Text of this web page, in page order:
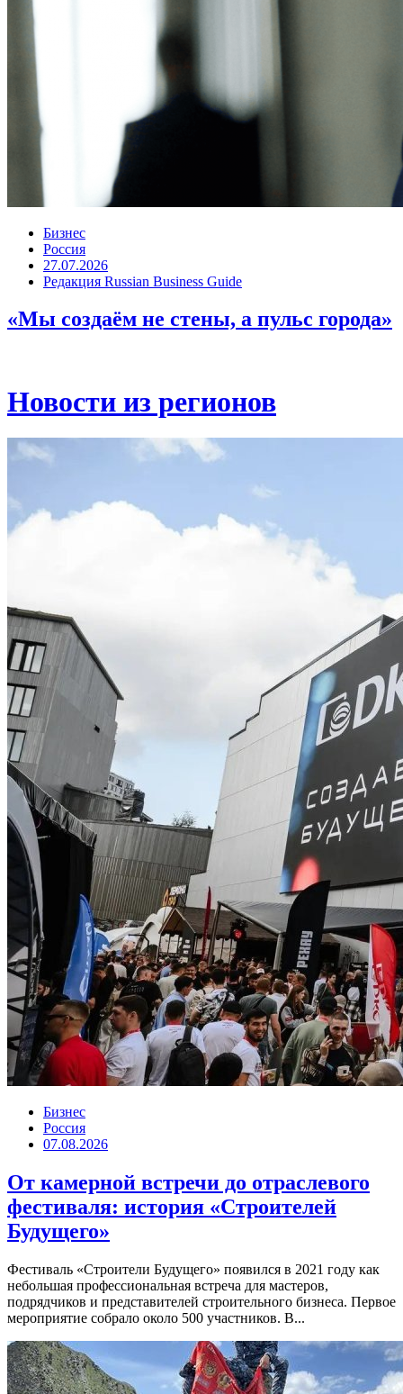
Бизнес
Россия
27.07.2026
Редакция Russian Business Guide
«Мы создаём не стены, а пульс города»
Новости из регионов
Бизнес
Россия
07.08.2026
От камерной встречи до отраслевого
фестиваля: история «Строителей
Будущего»
Фестиваль «Строители Будущего» появился в 2021 году как
небольшая профессиональная встреча для мастеров,
подрядчиков и представителей строительного бизнеса. Первое
мероприятие собрало около 500 участников. В...